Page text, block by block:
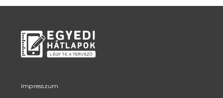
Impresszum